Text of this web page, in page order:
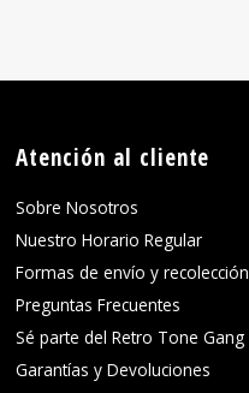
Atención al cliente
Sobre Nosotros
Nuestro Horario Regular
Formas de envío y recolección
Preguntas Frecuentes
Sé parte del Retro Tone Gang
Garantías y Devoluciones